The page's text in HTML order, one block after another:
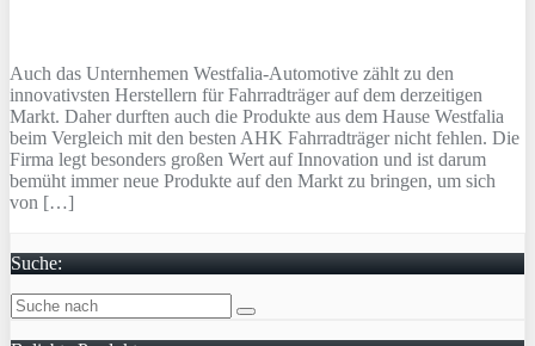
Auch das Unternhemen Westfalia-Automotive zählt zu den
innovativsten Herstellern für Fahrradträger auf dem derzeitigen
Markt. Daher durften auch die Produkte aus dem Hause Westfalia
beim Vergleich mit den besten AHK Fahrradträger nicht fehlen. Die
Firma legt besonders großen Wert auf Innovation und ist darum
bemüht immer neue Produkte auf den Markt zu bringen, um sich
von […]
Suche: